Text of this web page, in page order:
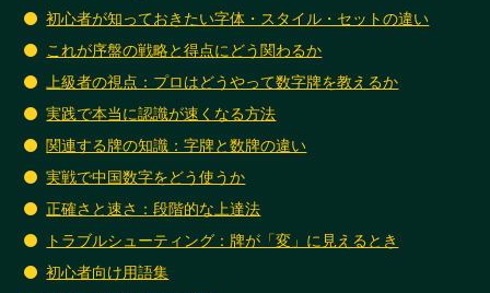
初心者が知っておきたい字体・スタイル・セットの違い
これが序盤の戦略と得点にどう関わるか
上級者の視点：プロはどうやって数字牌を教えるか
実践で本当に認識が速くなる方法
関連する牌の知識：字牌と数牌の違い
実戦で中国数字をどう使うか
正確さと速さ：段階的な上達法
トラブルシューティング：牌が「変」に見えるとき
初心者向け用語集